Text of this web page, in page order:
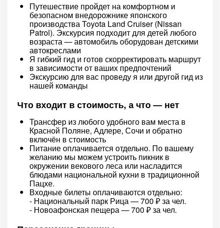
Путешествие пройдет на комфортном и
безопасном внедорожнике японского
производства Toyota Land Cruiser (Nissan
Patrol). Экскурсия подходит для детей любого
возраста — автомобиль оборудован детскими
автокреслами
Я гибкий гид и готов скорректировать маршрут
в зависимости от ваших предпочтений
Экскурсию для вас проведу я или другой гид из
нашей команды
Что входит в стоимость, а что — нет
Трансфер из любого удобного вам места в
Красной Поляне, Адлере, Сочи и обратно
включён в стоимость
Питание оплачивается отдельно. По вашему
желанию мы можем устроить пикник в
окружении векового леса или насладится
блюдами национальной кухни в традиционной
Пацхе.
Входные билеты оплачиваются отдельно:
- Национальный парк Рица — 700 ₽ за чел.
- Новоафонская пещера — 700 ₽ за чел.